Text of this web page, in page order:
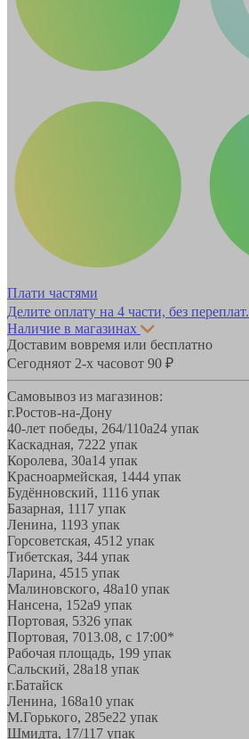
Плати частями
Делите оплату на 4 части, без переплат.
Наличие в магазинах
Доставим вовремя или бесплатно
Сегодняот 2-х часовот 90 ₽
Самовывоз из магазинов:
г.Ростов-на-Дону
40-лет победы, 264/110а24 упак
Каскадная, 7222 упак
Королева, 30а14 упак
Красноармейская, 1444 упак
Будённовский, 1116 упак
Базарная, 1117 упак
Ленина, 1193 упак
Горсоветская, 4512 упак
Тибетская, 344 упак
Ларина, 4515 упак
Малиновского, 48а10 упак
Нансена, 152а9 упак
Портовая, 5326 упак
Портовая, 7013.08, с 17:00*
Рабочая площадь, 199 упак
Сальский, 28a18 упак
г.Батайск
Ленина, 168а10 упак
М.Горького, 285е22 упак
Шмидта, 17/117 упак